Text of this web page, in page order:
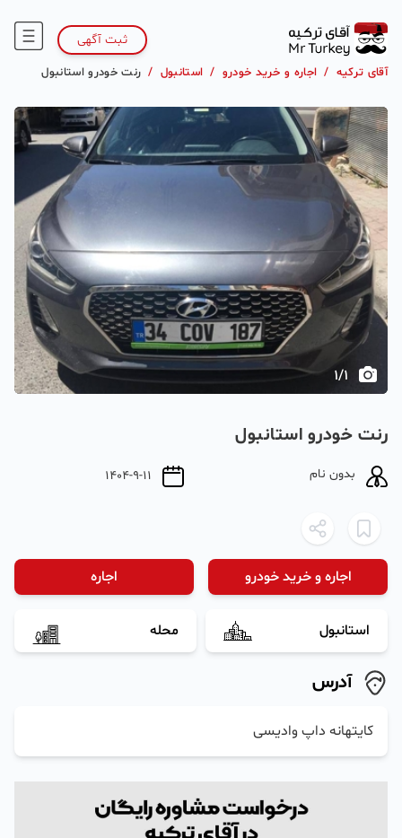
ثبت آگهی
آقای ترکیه / اجاره و خرید خودرو / استانبول / رنت خودرو استانبول
1/1
رنت خودرو استانبول
بدون نام 1404-9-11
اجاره و خرید خودرو اجاره
استانبول محله
آدرس
کایتهانه داپ وادیسی